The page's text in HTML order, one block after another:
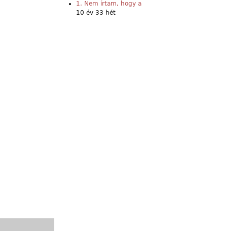
1. Nem írtam, hogy a
10 év 33 hét